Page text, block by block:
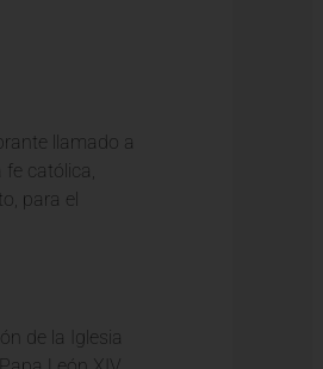
llamado a
católica,
para el
de la Iglesia